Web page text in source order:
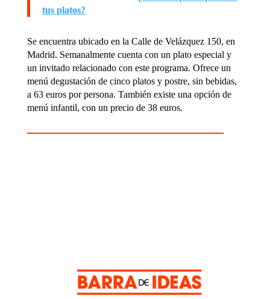
tus platos?
Se encuentra ubicado en la Calle de Velázquez 150, en
Madrid. Semanalmente cuenta con un plato especial y
un invitado relacionado con este programa. Ofrece un
menú degustación de cinco platos y postre, sin bebidas,
a 63 euros por persona. También existe una opción de
menú infantil, con un precio de 38 euros.